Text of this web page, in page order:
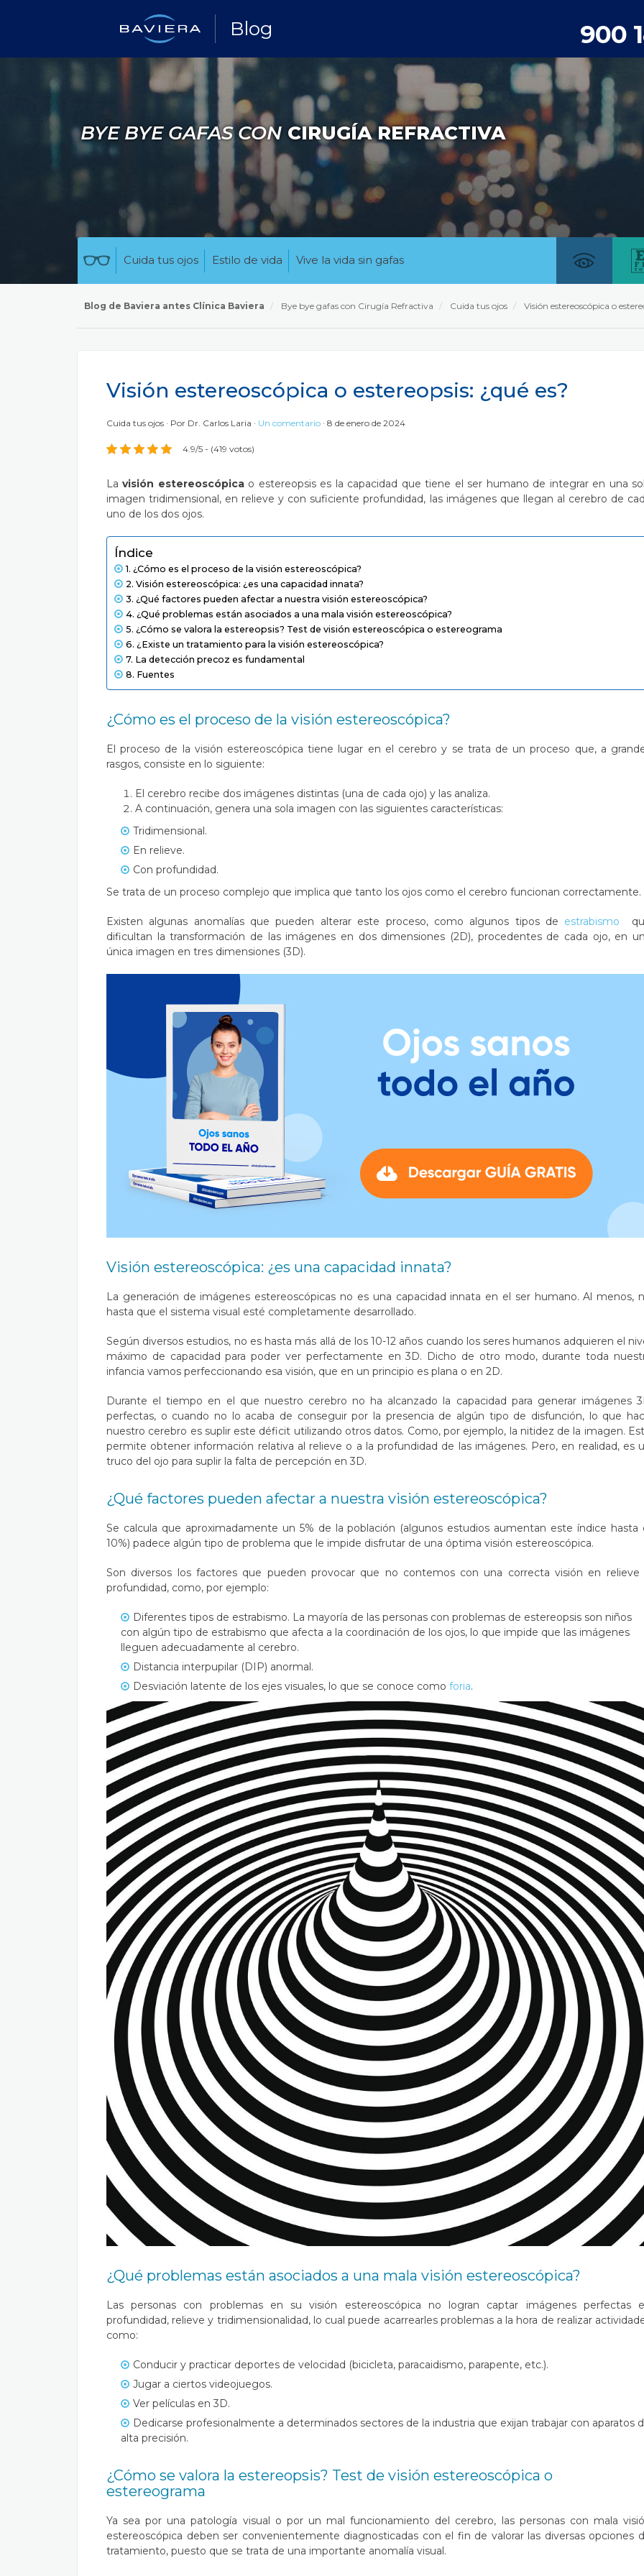
Blog 900
BYE BYE GAFAS CON CIRUGÍA REFRACTIVA
Cuida tus ojos Estilo de vida Vive la vida sin gafas
Blog de Baviera antes Clínica Baviera Bye bye gafas con Cirugía Refractiva Cuida tus ojos Visión estereoscópica o
Visión estereoscópica o estereopsis: ¿qué es?
Cuida tus ojos Por Dr. Carlos Laria Un comentario 8 de enero de 2024
4.9/5 - (419 votos)
Lavisión estereoscópica o estereopsis es la capacidad que tiene el ser humano de integrar en una
imagen tridimensional, en relieve y con suficiente profundidad, las imágenes que llegan al cerebro de
uno de los dos ojos.
Índice
¿Cómo es el proceso de la visión estereoscópica?
Visión estereoscópica: ¿es una capacidad innata?
¿Qué factores pueden afectar a nuestra visión estereoscópica?
¿Qué problemas están asociados a una mala visión estereoscópica?
¿Cómo se valora la estereopsis? Test de visión estereoscópica o estereograma
¿Existe un tratamiento para la visión estereoscópica?
La detección precoz es fundamental
Fuentes
¿Cómo es el proceso de la visión estereoscópica?
El proceso de la visión estereoscópica tiene lugar en el cerebro y se trata de un proceso que, a
rasgos, consiste en lo siguiente:
El cerebro recibe dos imágenes distintas (una de cada ojo) y las analiza.
A continuación, genera una sola imagen con las siguientes características:
Tridimensional.
En relieve.
Con profundidad.
Se trata de un proceso complejo que implica que tanto los ojos como el cerebro funcionan correctamente.
Existen algunas anomalías que pueden alterar este proceso, como algunos tipos de estrabismo
dificultan latransformación de las imágenes en dos dimensiones (2D), procedentes de cada ojo, en
única imagen en tres dimensiones (3D).
Visión estereoscópica: ¿es una capacidad innata?
La generación de imágenes estereoscópicas no es una capacidad innata en el ser humano. Al menos,
hasta que el sistema visual esté completamente desarrollado.
Según diversos estudios, no es hasta más allá de los 10-12 años cuando los seres humanos adquieren el
máximo de capacidad para poder ver perfectamente en 3D. Dicho de otro modo, durante toda
infancia vamos perfeccionando esa visión, que en un principio es plana o en 2D.
Durante el tiempo en el que nuestro cerebro no ha alcanzado la capacidad para generar imágenes
perfectas, o cuando no lo acaba de conseguir por la presencia de algún tipo de disfunción, lo que
nuestro cerebro es suplir este déficit utilizando otros datos. Como, por ejemplo, la nitidez de la imagen.
permite obtener información relativa al relieve o a la profundidad de las imágenes. Pero, en realidad, es
truco del ojo para suplir la falta de percepción en 3D.
¿Qué factores pueden afectar a nuestra visión estereoscópica?
Se calcula que aproximadamente un 5% de la población (algunos estudios aumentan este índice hasta
10%) padece algún tipo de problema que le impide disfrutar de una óptima visión estereoscópica.
Son diversos los factores que pueden provocar que no contemos con una correcta visión en relieve
profundidad, como, por ejemplo:
Diferentes tipos de estrabismo. La mayoría de las personas con problemas de estereopsis son niños
con algún tipo de estrabismo que afecta a la coordinación de los ojos, lo que impide que las imágenes
lleguen adecuadamente al cerebro.
Distancia interpupilar (DIP) anormal.
Desviación latente de los ejes visuales, lo que se conoce como foria.
¿Qué problemas están asociados a una mala visión estereoscópica?
Las personas con problemas en su visión estereoscópica no logran captar imágenes perfectas
profundidad, relieve y tridimensionalidad, lo cual puede acarrearles problemas a la hora de realizar
como:
Conducir y practicar deportes de velocidad (bicicleta, paracaidismo, parapente, etc.).
Jugar a ciertos videojuegos.
Ver películas en 3D.
Dedicarse profesionalmente a determinados sectores de la industria que exijan trabajar con aparatos
alta precisión.
¿Cómo se valora la estereopsis? Test de visión estereoscópica o
estereograma
Ya sea por una patología visual o por un mal funcionamiento del cerebro, las personas con mala
estereoscópica deben ser convenientemente diagnosticadas con el fin de valorar las diversas opciones
tratamiento, puesto que se trata de una importante anomalía visual.